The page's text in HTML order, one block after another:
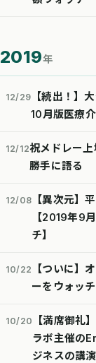
2019年
12/29
【続出！】
10月版医療
12/12祝メドレー
勝手に語る
12/08
【異次元】
【2019年9
チ】
10/22
【ついに】
ーをウォッ
10/20
【満席御礼
ラボ主催の
ジネスの講